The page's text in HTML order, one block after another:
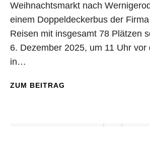
Weihnachtsmarkt nach
einem Doppeldeckerbus der
Reisen mit insgesamt 78 Plätzen
6. Dezember 2025, um 11 Uhr vor
in…
ZUM BEITRAG